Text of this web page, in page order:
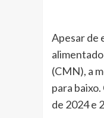
Apesar de
(CMN), a
para
de 2024 e